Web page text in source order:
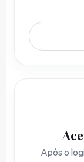
Após o